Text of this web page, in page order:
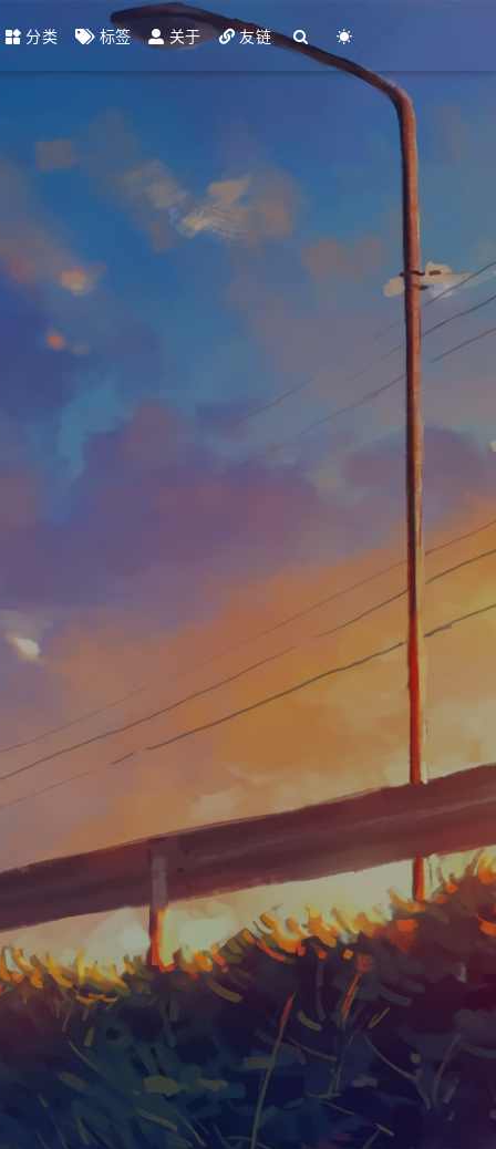
分类 标签 关于 友链